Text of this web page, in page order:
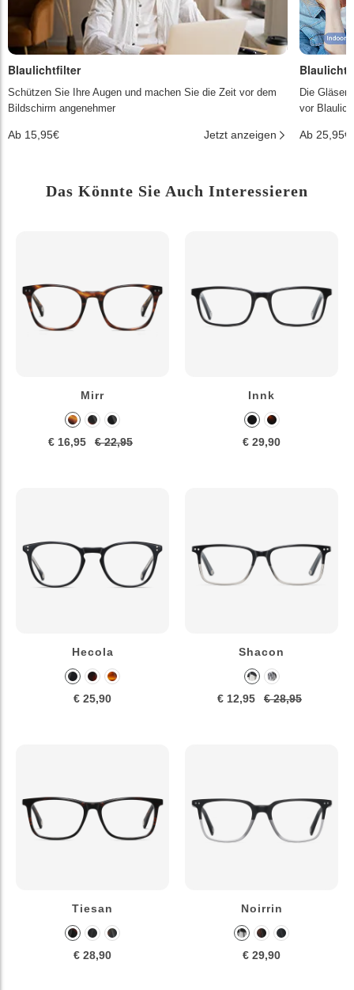
Blaulichtfilter
Schützen Sie Ihre Augen und machen Sie die Zeit vor dem
Bildschirm angenehmer
Ab 15,95€ Jetzt anzeigen
Die Gläser
vor
Ab 25,95€
Das Könnte Sie Auch Interessieren
Mirr
€ 16,95 € 22,95
Innk
€ 29,90
Hecola
€ 25,90
Shacon
€ 12,95 € 28,95
Tiesan
€ 28,90
Noirrin
€ 29,90